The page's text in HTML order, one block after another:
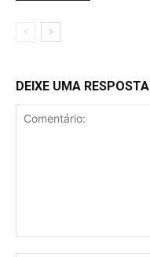
DEIXE UMA RESPOSTA